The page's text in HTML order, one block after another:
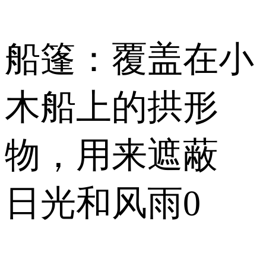
船篷：覆盖在小
木船上的拱形
物，用来遮蔽
日光和风雨0